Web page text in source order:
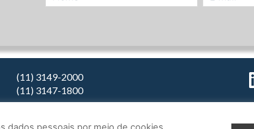
(11) 3149-2000
(11) 3147-1800